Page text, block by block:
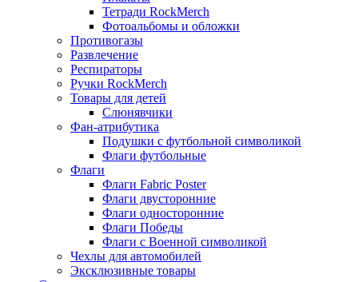
Тетради RockMerch
Фотоальбомы и обложки
Противогазы
Развлечение
Респираторы
Ручки RockMerch
Товары для детей
Слюнявчики
Фан-атрибутика
Подушки с футбольной символикой
Флаги футбольные
Флаги
Флаги Fabric Poster
Флаги двусторонние
Флаги односторонние
Флаги Победы
Флаги с Военной символикой
Чехлы для автомобилей
Эксклюзивные товары